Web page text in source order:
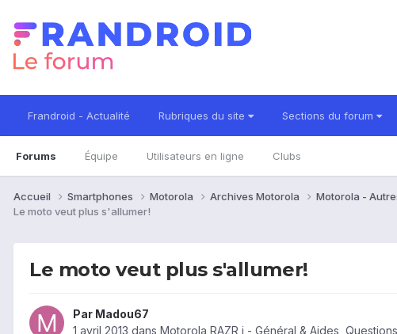
Frandroid - Actualité Rubriques du site Sections du forum
Forums Équipe Utilisateurs en ligne Clubs
Accueil Smartphones Motorola Archives Motorola Motorola -
Le moto veut plus s'allumer!
Le moto veut plus s'allumer!
Par Madou67
1 avril 2013 dans Motorola RAZR i - Général & Aides,